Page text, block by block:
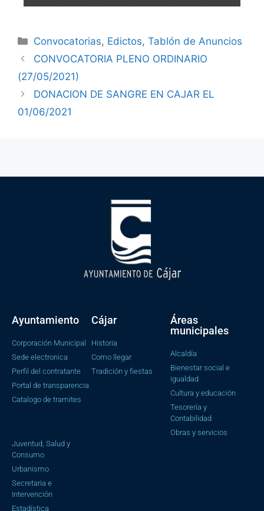
Convocatorias, Edictos,Tablón de Anuncios
CONVOCATORIA PLENO ORDINARIO
(27/05/2021)
DONACION DE SANGRE EN CAJAR EL
01/06/2021
Ayuntamiento
Corporación Municipal
Sede electronica
Perfil del contratante
Portal de transparencia
Catalogo de tramites
Cájar
Historia
Como llegar
Tradición y fiestas
Áreas
municipales
Alcaldía
Bienestar social e
igualdad
Cultura y educación
Tesorería y
Contabilidad
Obras y servicios
Juventud, Salud y
Consumo
Urbanismo
Secretaria e
Intervención
Estadística